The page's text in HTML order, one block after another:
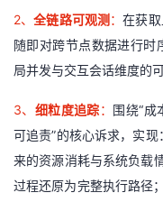
2、全链路可观测 ：在获
随即对跨节点数据进行时
局并发与交互会话维度的
3、 细粒度追踪： 围绕“成
可追责”的核心诉求，实现：
来的资源消耗与系统负载情
过程还原为完整执行路径；